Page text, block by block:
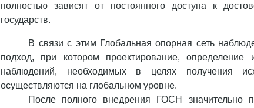
полностью зависят от постоянного доступа к
государств.
В связи с этим Глобальная опорная сеть
подход, при котором проектирование,
наблюдений, необходимых в целях получения
осуществляются на глобальном уровне.
После полного внедрения ГОСН значительно